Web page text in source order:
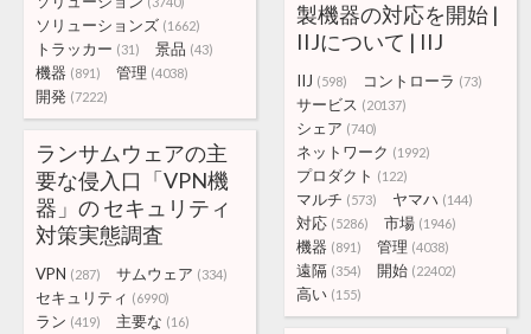
ソリューションズ (1662)
トラッカー (31) 景品 (43)
機器 (891) 管理 (4038)
開発 (7222)
製機器の対応を開始 |
IIJについて | IIJ
IIJ (598) コントローラ (73)
サービス (20137)
シェア (740)
ネットワーク (1992)
プロダクト (122)
マルチ (573) ヤマハ (144)
対応 (5286) 市場 (1946)
機器 (891) 管理 (4038)
遠隔 (354) 開始 (22402)
高い (155)
ランサムウェアの主
要な侵入口「VPN機
器」の セキュリティ
対策実態調査
VPN (287) サムウェア (334)
セキュリティ (6990)
ラン (419) 主要な (16)